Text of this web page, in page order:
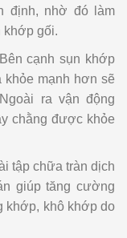
định, nhờ đó làm
khớp gối.
Bên cạnh sụn khớp
mạnh hơn sẽ
ra vận động
chằng được khỏe
tập chữa tràn dịch
giúp tăng cường
khớp, khô khớp do